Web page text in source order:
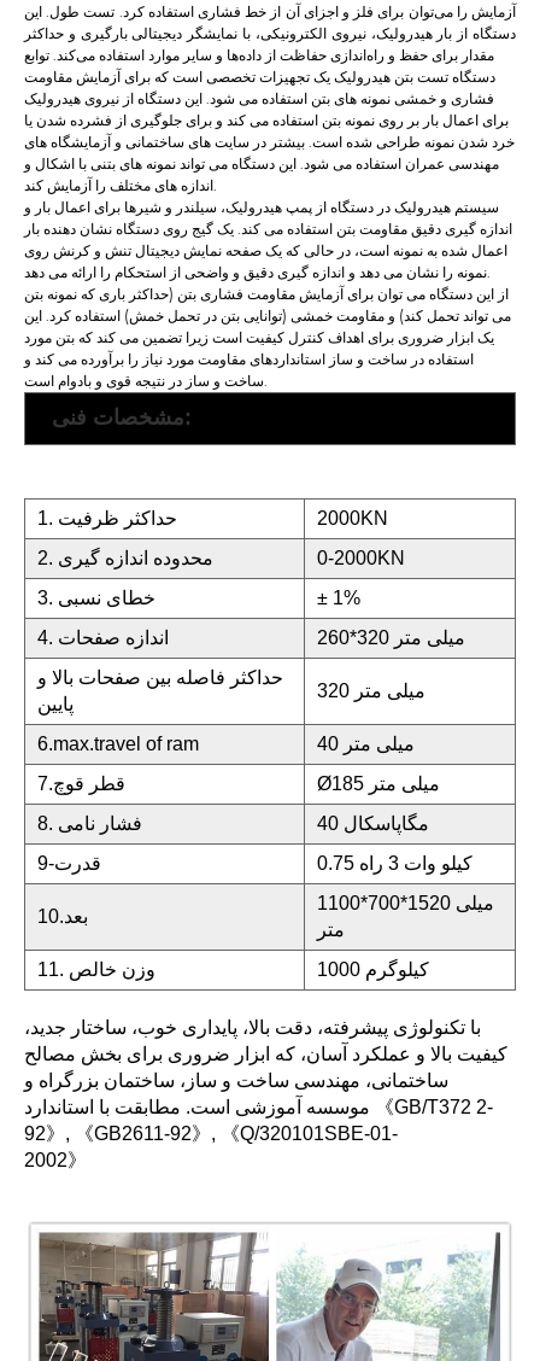
آزمایش را می‌توان برای فلز و اجزای آن از خط فشاری استفاده کرد. تست طول. این
دستگاه از بار هیدرولیک، نیروی الکترونیکی، با نمایشگر دیجیتالی بارگیری و حداکثر
مقدار برای حفظ و راه‌اندازی حفاظت از داده‌ها و سایر موارد استفاده می‌کند. توابع
دستگاه تست بتن هیدرولیک یک تجهیزات تخصصی است که برای آزمایش مقاومت
فشاری و خمشی نمونه های بتن استفاده می شود. این دستگاه از نیروی هیدرولیک
برای اعمال بار بر روی نمونه بتن استفاده می کند و برای جلوگیری از فشرده شدن یا
خرد شدن نمونه طراحی شده است. بیشتر در سایت های ساختمانی و آزمایشگاه های
مهندسی عمران استفاده می شود. این دستگاه می تواند نمونه های بتنی با اشکال و
سیستم هیدرولیک در دستگاه از پمپ هیدرولیک، سیلندر و شیرها برای اعمال بار و
اندازه گیری دقیق مقاومت بتن استفاده می کند. یک گیج روی دستگاه نشان دهنده بار
اعمال شده به نمونه است، در حالی که یک صفحه نمایش دیجیتال تنش و کرنش روی
از این دستگاه می توان برای آزمایش مقاومت فشاری بتن (حداکثر باری که نمونه بتن
می تواند تحمل کند) و مقاومت خمشی (توانایی بتن در تحمل خمش) استفاده کرد. این
یک ابزار ضروری برای اهداف کنترل کیفیت است زیرا تضمین می کند که بتن مورد
استفاده در ساخت و ساز استانداردهای مقاومت مورد نیاز را برآورده می کند و
مشخصات فنی:
1. حداکثر ظرفیت
2000KN
2. محدوده اندازه گیری
0-2000KN
3. خطای نسبی
± 1%
4. اندازه صفحات
260*320 میلی متر
حداکثر فاصله بین صفحات بالا و
پایین
320 میلی متر
6.max.travel of ram
40 میلی متر
7.قطر قوچ
Ø185 میلی متر
8. فشار نامی
40 مگاپاسکال
9-قدرت
0.75 کیلو وات 3 راه
10.بعد
1100*700*1520 میلی
متر
11. وزن خالص
1000 کیلوگرم
با تکنولوژی پیشرفته، دقت بالا، پایداری خوب، ساختار جدید،
کیفیت بالا و عملکرد آسان، که ابزار ضروری برای بخش مصالح
ساختمانی، مهندسی ساخت و ساز، ساختمان بزرگراه و
موسسه آموزشی است. مطابقت با استاندارد
《GB/T372 2-
92》, 《GB2611-92》, 《Q/320101SBE-01-
2002》